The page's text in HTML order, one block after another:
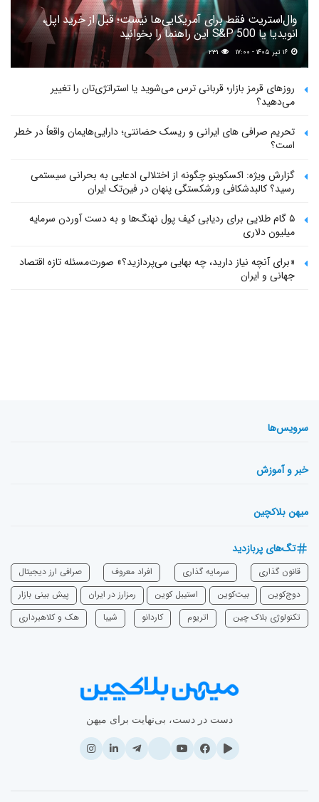
وال‌استریت فقط برای آمریکایی‌ها نیست؛ قبل از خرید اپل،
انویدیا یا S&P 500 این راهنما را بخوانید
۲۳۱
روزهای قرمز بازار؛ قربانی ترس می‌شوید یا استراتژی‌تان را تغییر
می‌دهید؟
تحریم صرافی های ایرانی و ریسک حضانتی؛ دارایی‌هایمان واقعاً در خطر
است؟
گزارش ویژه: اکسکوینو چگونه از اختلالی ادعایی به بحرانی سیستمی
رسید؟ کالبدشکافی ورشکستگی پنهان در فین‌تک ایران
۵ گام طلایی برای ردیابی کیف پول‌ نهنگ‌ها و به دست آوردن سرمایه
میلیون دلاری
«برای آنچه نیاز دارید، چه بهایی می‌پردازید؟» صورت‌مسئله تازه اقتصاد
جهانی و ایران
سرویس‌ها
خبر و آموزش
میهن بلاکچین
تگ‌های پربازدید
قانون گذاری سرمایه‌ گذاری افراد معروف
صرافی ارز دیجیتال
دوج‌کوین
بیت‌کوین استیبل کوین رمزارز در ایران
پیش بینی بازار
تکنولوژی بلاک چین
اتریوم ‌کاردانو شیبا هک و کلاهبرداری
دست در دست، بی‌نهایت برای میهن